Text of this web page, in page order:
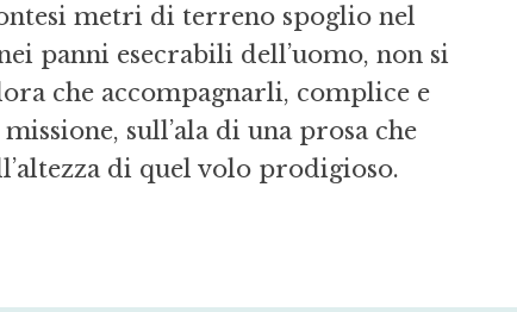
metri di terreno spoglio nel
panni esecrabili dell’uo­mo, non si
che accompagnarli, complice e
sull’ala di una prosa che
di quel volo prodigioso.